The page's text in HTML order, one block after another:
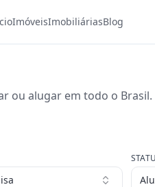
ImóveisImobiliáriasBlog
alugar em todo o